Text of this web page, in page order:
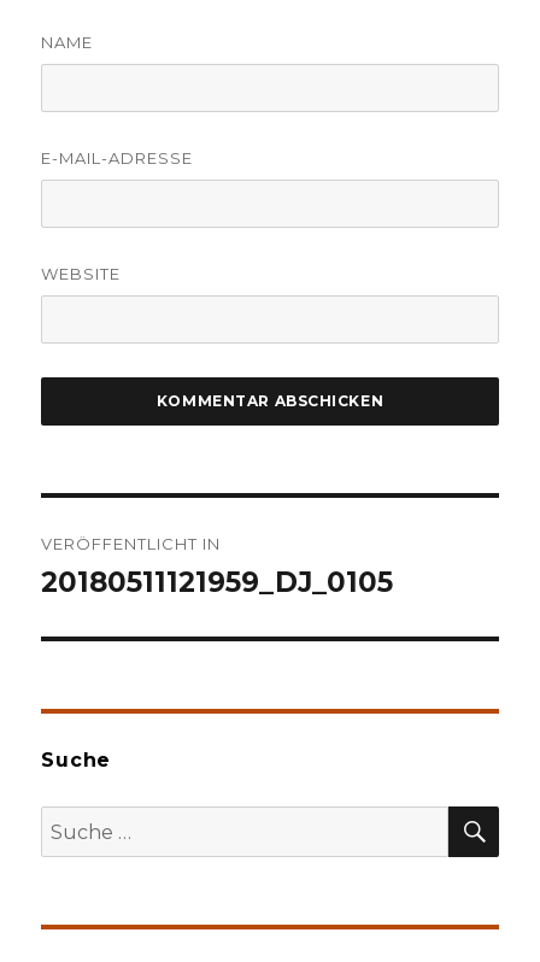
NAME
E-MAIL-ADRESSE
WEBSITE
VERÖFFENTLICHT IN
20180511121959_DJ_0105
Suche
Suche
nach: